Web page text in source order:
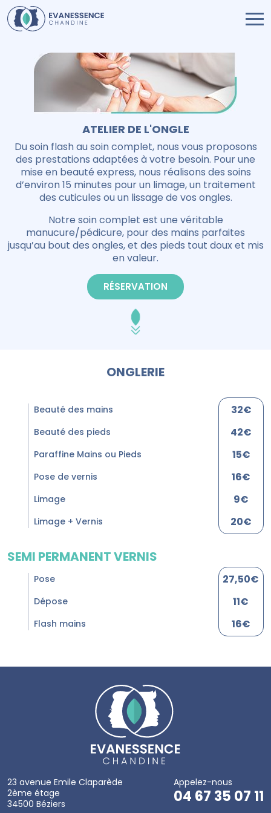
ATELIER DE L'ONGLE
Du soin flash au soin complet, nous vous proposons
des prestations adaptées à votre besoin. Pour une
mise en beauté express, nous réalisons des soins
d’environ 15 minutes pour un limage, un traitement
des cuticules ou un lissage de vos ongles.
Notre soin complet est une véritable
manucure/pédicure, pour des mains parfaites
jusqu’au bout des ongles, et des pieds tout doux et mis
en valeur.
RÉSERVATION
ONGLERIE
Beauté des mains 32€
Beauté des pieds 42€
Paraffine Mains ou Pieds 15€
Pose de vernis 16€
Limage 9€
Limage + Vernis 20€
SEMI PERMANENT VERNIS
Pose 27,50€
Dépose 11€
Flash mains 16€
23 avenue Emile Claparède
2ème étage
34500 Béziers
Appelez-nous
04 67 35 07 11